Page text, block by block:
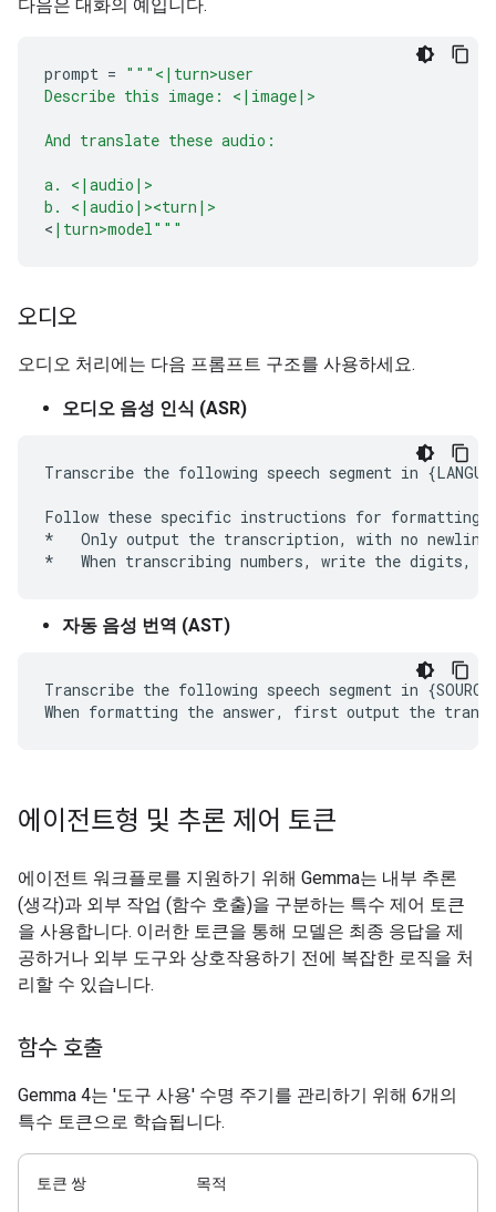
다음은 대화의 예입니다.
prompt = """<|turn>user
Describe this image: <|image|>
And translate these audio:
a. <|audio|>
b. <|audio|><turn|>
< |turn>model"""
오디오
오디오 처리에는 다음 프롬프트 구조를 사용하세요.
오디오 음성 인식 (ASR)
Transcribe the following speech segment in
Follow these specific instructions for formatting
*   Only output the transcription, with no
자동 음성 번역 (AST)
Transcribe the following speech segment in
에이전트형 및 추론 제어 토큰
에이전트 워크플로를 지원하기 위해 Gemma는 내부 추론
(생각)과 외부 작업 (함수 호출)을 구분하는 특수 제어 토큰
을 사용합니다. 이러한 토큰을 통해 모델은 최종 응답을 제
공하거나 외부 도구와 상호작용하기 전에 복잡한 로직을 처
리할 수 있습니다.
함수 호출
Gemma 4는 '도구 사용' 수명 주기를 관리하기 위해 6개의
특수 토큰으로 학습됩니다.
토큰 쌍 목적